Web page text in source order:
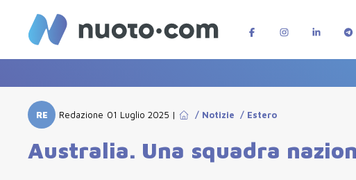
RE Redazione 01 Luglio 2025 | / Notizie / Estero
Australia. Una squadra